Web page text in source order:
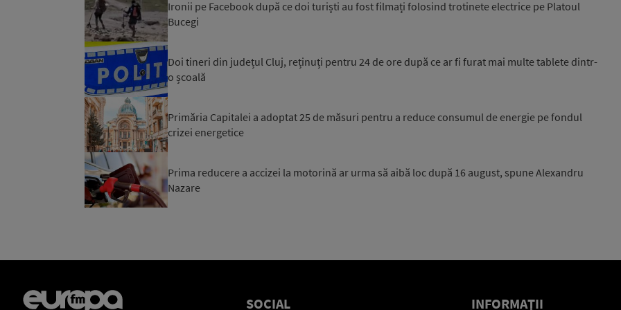
Ironii pe Facebook după ce doi turiști au fost filmați folosind trotinete electrice pe Platoul
Bucegi
Doi tineri din județul Cluj, reținuți pentru 24 de ore după ce ar fi furat mai multe tablete dintr-
o școală
Primăria Capitalei a adoptat 25 de măsuri pentru a reduce consumul de energie pe fondul
crizei energetice
Prima reducere a accizei la motorină ar urma să aibă loc după 16 august, spune Alexandru
Nazare
SOCIAL INFORMAŢII